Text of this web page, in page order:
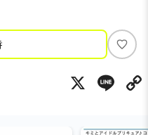
い
ね
X